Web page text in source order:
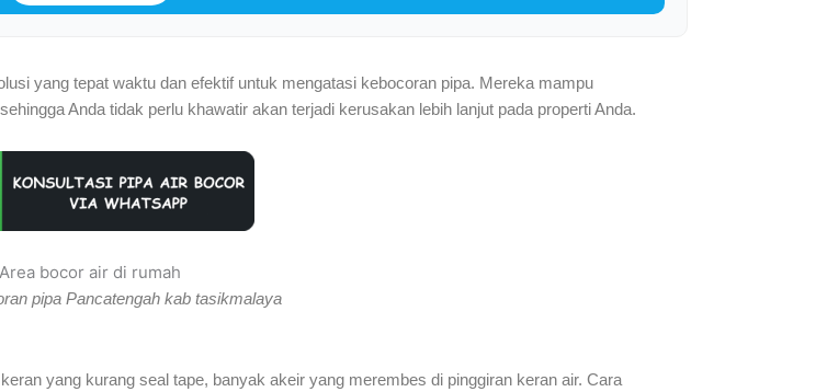
yang tepat waktu dan efektif untuk mengatasi kebocoran pipa. Mereka mampu
Anda tidak perlu khawatir akan terjadi kerusakan lebih lanjut pada properti Anda.
Area bocor air di rumah
pipa Pancatengah kab tasikmalaya
yang kurang seal tape, banyak akeir yang merembes di pinggiran keran air. Cara